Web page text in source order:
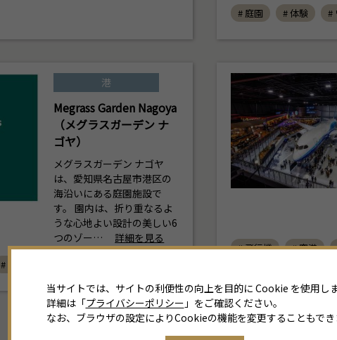
# 庭園 # 体験 #
港
Megrass Garden Nagoya
（メグラスガーデン ナ
ゴヤ）
メグラスガーデン ナゴヤ
は、愛知県名古屋市港区の
海沿いにある庭園施設で
す。 園内は、折り重なるよ
うな心地よい設計の美しい6
つのゾー…
詳細を見る
# メグラスガーデンナゴヤ
# 飛行機 # 空港
当サイトでは、サイトの利便性の向上を目的に Cookie を使用しま
詳細は「プライバシーポリシー 」をご確認ください。
なお、ブラウザの設定によりCookieの機能を変更することもでき